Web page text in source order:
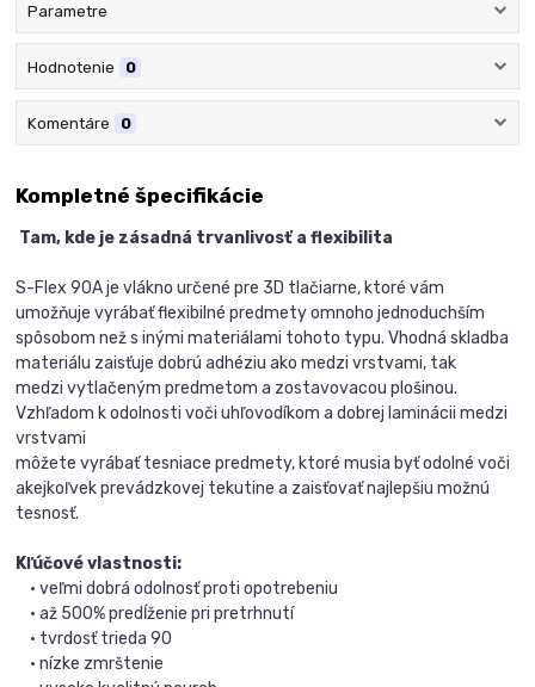
Parametre
Hodnotenie 0
Komentáre 0
Kompletné špecifikácie
Tam, kde je zásadná trvanlivosť a flexibilita
S-Flex 90A je vlákno určené pre 3D tlačiarne, ktoré vám
umožňuje vyrábať flexibilné predmety omnoho jednoduchším
spôsobom než s inými materiálami tohoto typu. Vhodná skladba
materiálu zaisťuje dobrú adhéziu ako medzi vrstvami, tak
medzi vytlačeným predmetom a zostavovacou plošinou.
Vzhľadom k odolnosti voči uhľovodíkom a dobrej laminácii medzi
vrstvami
môžete vyrábať tesniace predmety, ktoré musia byť odolné voči
akejkoľvek prevádzkovej tekutine a zaisťovať najlepšiu možnú
tesnosť.
Kľúčové vlastnosti:
• veľmi dobrá odolnosť proti opotrebeniu
• až 500% predĺženie pri pretrhnutí
• tvrdosť trieda 90
• nízke zmrštenie